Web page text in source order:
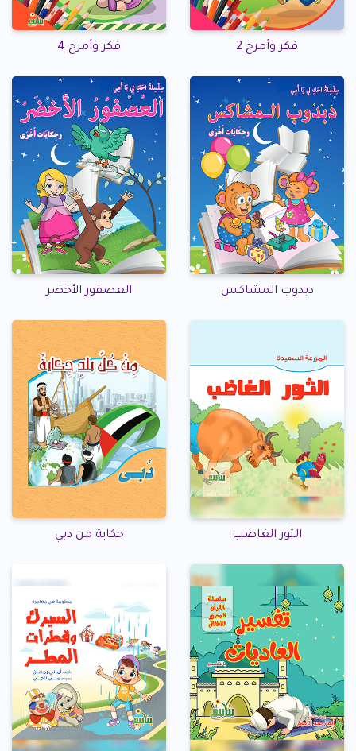
فكر وأمرح 2 فكر وأمرح 4
دبدوب المشاكس العصفور الأخضر
الثور الغاضب حكاية من دبي